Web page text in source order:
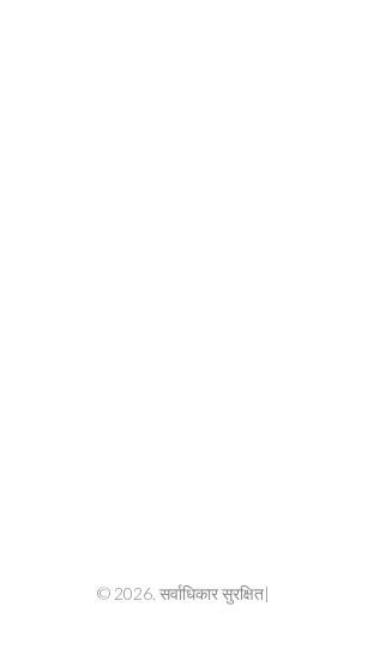
© 2026. सर्वाधिकार सुरक्षित|